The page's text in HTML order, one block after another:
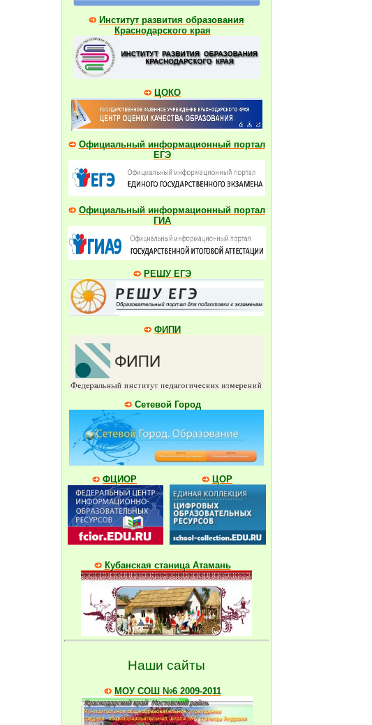
Институт развития образования
Краснодарского края
ЦОКО
Официальный информационный портал
ЕГЭ
Официальный информационный портал
ГИА
РЕШУ ЕГЭ
ФИПИ
Сетевой Город
ФЦИОР ЦОР
Кубанская станица Атамань
Наши сайты
МОУ СОШ №6 2009-2011